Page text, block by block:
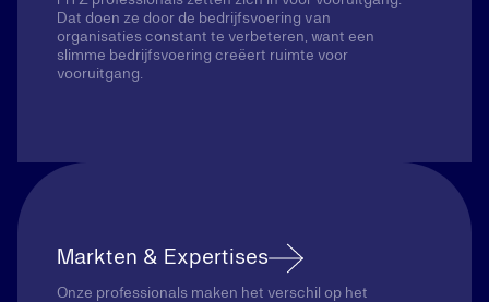
Dat doen ze door de bedrijfsvoering van
organisaties constant te verbeteren, want een
slimme bedrijfsvoering creëert ruimte voor
vooruitgang.
Markten & Expertises
Onze professionals maken het verschil op het